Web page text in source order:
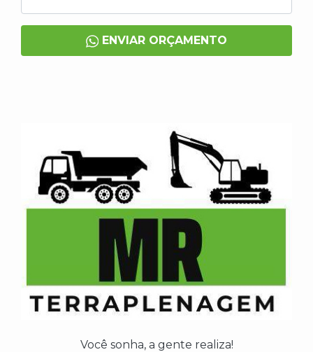
ENVIAR ORÇAMENTO
Você sonha, a gente realiza!